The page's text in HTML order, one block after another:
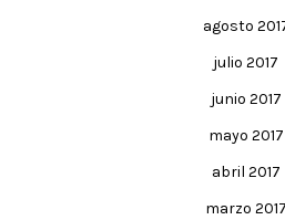
agosto
julio 2017
junio 2017
mayo 2017
abril 2017
marzo 2017